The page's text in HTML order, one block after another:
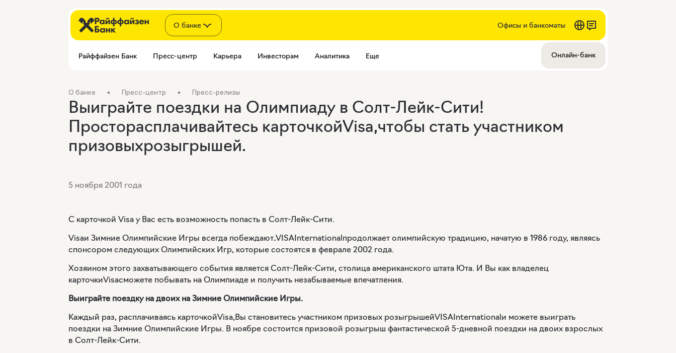
О банке Офисы и банкоматы
Райффайзен Банк Пресс-центр Карьера Инвесторам Аналитика Еще Онлайн-банк
О банке Пресс-центр Пресс-релизы
Выиграйте поездки на Олимпиаду в Солт-Лейк-Сити!
Просторасплачивайтесь карточкойVisa,чтобы стать участником
призовыхрозыгрышей.
5 ноября 2001 года
С карточкой Visa у Вас есть возможность попасть в Солт-Лейк-Сити.
Visaи Зимние Олимпийские Игры всегда побеждают.VISAInternationalпродолжает олимпийскую традицию, начатую в 1986 году, являясь
спонсором следующих Олимпийских Игр, которые состоятся в феврале 2002 года.
Хозяином этого захватывающего события является Солт-Лейк-Сити, столица американского штата Юта. И Вы как владелец
карточкиVisaсможете побывать на Олимпиаде и получить незабываемые впечатления.
Выиграйте поездку на двоих на Зимние Олимпийские Игры.
Каждый раз, расплачиваясь карточкойVisa,Вы становитесь участником призовых розыгрышейVISAInternationalи можете выиграть
поездки на Зимние Олимпийские Игры. В ноябре состоится призовой розыгрыш фантастической 5-дневной поездки на двоих взрослых
в Солт-Лейк-Сити.